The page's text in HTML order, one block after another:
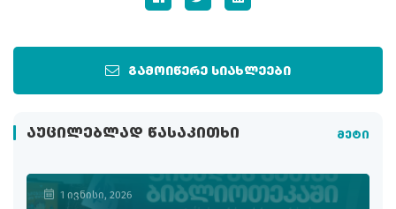
გამოიწერე სიახლეები
ᲐᲣᲪᲘᲚᲔᲑᲚᲐᲓ ᲬᲐᲡᲐᲙᲘᲗᲮᲘ მეტი
1 ივნისი, 2026